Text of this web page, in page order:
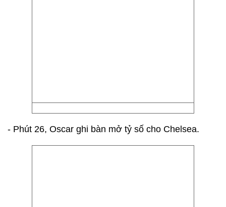
- Phút 26, Oscar ghi bàn mở tỷ số cho Chelsea.